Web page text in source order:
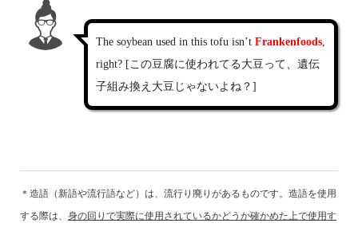
The soybean used in this tofu isn’t Frankenfoods,
right? [この豆腐に使われてる大豆って、遺伝
子組み換え大豆じゃないよね？]
＊造語（新語や流行語など）は、流行り廃りがあるものです。造語を使用
する際は、 身の回りで実際に使用されているかどうか確かめた上で使用す